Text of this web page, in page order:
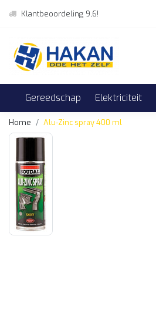
Klantbeoordeling 9,6!
Gereedschap Elektriciteit
Home Alu-Zinc spray 400 ml